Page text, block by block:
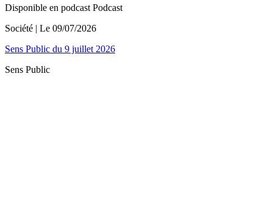
Disponible en podcast Podcast
Société | Le 09/07/2026
Sens Public du 9 juillet 2026
Sens Public